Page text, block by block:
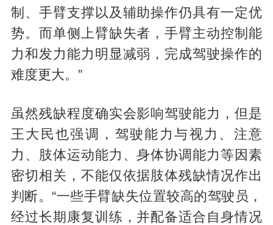
制、手臂支撑以及辅助操作仍具有一定优
势。而单侧上臂缺失者，手臂主动控制能
力和发力能力明显减弱，完成驾驶操作的
难度更大。”
虽然残缺程度确实会影响驾驶能力，但是
王大民也强调，驾驶能力与视力、注意
力、肢体运动能力、身体协调能力等因素
密切相关，不能仅依据肢体残缺情况作出
判断。“一些手臂缺失位置较高的驾驶员，
经过长期康复训练，并配备适合自身情况